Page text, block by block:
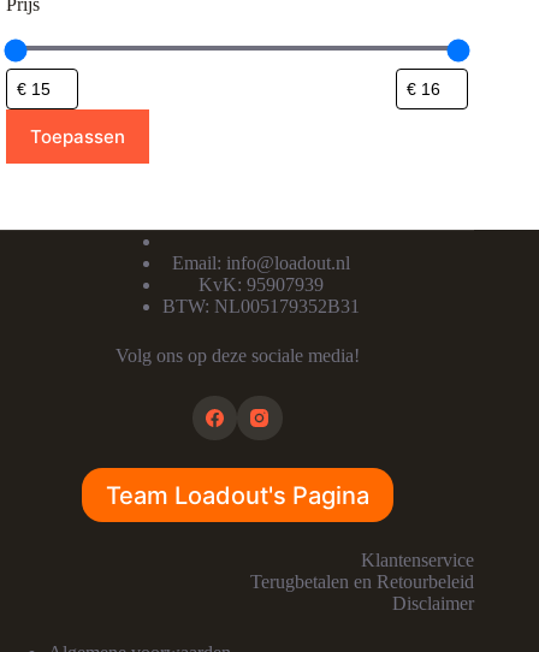
Prijs
Toepassen
Email: info@loadout.nl
KvK: 95907939
BTW: NL005179352B31
Volg ons op deze sociale media!
Team Loadout's Pagina
Klantenservice
Terugbetalen en Retourbeleid
Disclaimer